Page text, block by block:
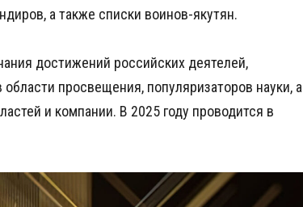
а также списки воинов-якутян.
достижений российских деятелей,
просвещения, популяризаторов науки, а
и компании. В 2025 году проводится в